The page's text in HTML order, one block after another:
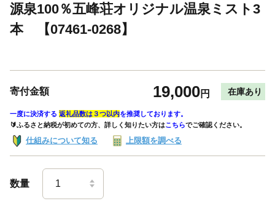
源泉100％五峰荘オリジナル温泉ミスト3
本 【07461-0268】
寄付金額 19,000円 在庫あり
一度に決済する 返礼品数は３つ以内を推奨しております。
🔰ふるさと納税が初めての方、詳しく知りたい方はこちらでご確認ください。
仕組みについて知る 上限額を調べる
数量